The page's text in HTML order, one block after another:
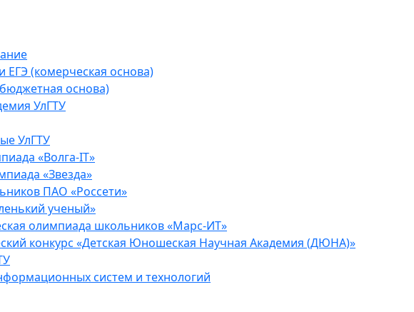
ЕГЭ (комерческая основа)
основа)
УлГТУ
УлГТУ
«Волга-IT»
«Звезда»
ПАО «Россети»
ученый»
олимпиада школьников «Марс-ИТ»
конкурс «Детская Юношеская Научная Академия (ДЮНА)»
систем и технологий